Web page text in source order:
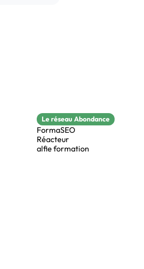
Le réseau Abondance
FormaSEO
Réacteur
alfie formation